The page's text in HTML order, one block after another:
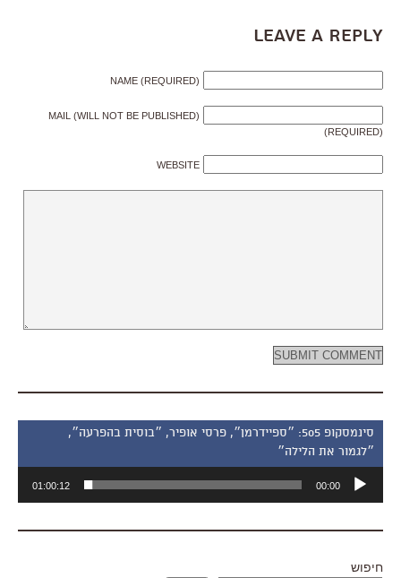
Leave a Reply
NAME (REQUIRED)
MAIL (WILL NOT BE PUBLISHED)
(REQUIRED)
WEBSITE
סינמסקופ 505: ״ספיידרמן״, פרסי אופיר, ״בוסית בהפרעה״,
״לגמור את הלילה״
אודיו
00:00
01:00:12
חיפוש